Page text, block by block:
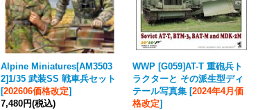
Alpine Miniatures[AM3503
2]1/35 武装SS 戦車兵セット
[202606価格改定]
7,480円(税込)
WWP [G059]AT-T 重砲兵ト
ラクターと その派生型ディ
テール写真集 [2024年4月価
格改定]